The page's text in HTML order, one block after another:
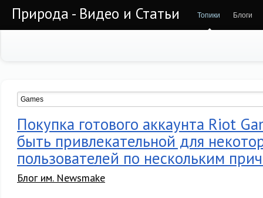
Природа - Видео и Статьи Топики Блоги
Покупка готового аккаунта Riot
быть привлекательной для
пользователей по нескольким
Блог им. Newsmake